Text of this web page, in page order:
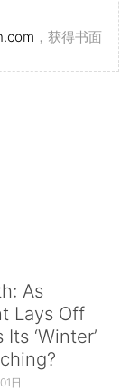
，获得书面
As
Lays Off
‘Winter’
日